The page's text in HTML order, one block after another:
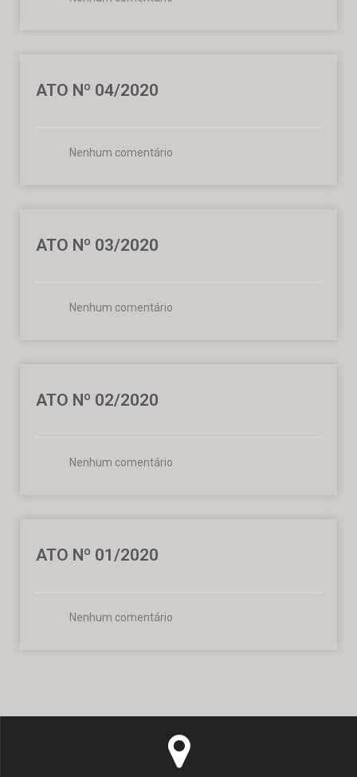
ATO Nº 04/2020
Nenhum comentário
ATO Nº 03/2020
Nenhum comentário
ATO Nº 02/2020
Nenhum comentário
ATO Nº 01/2020
Nenhum comentário